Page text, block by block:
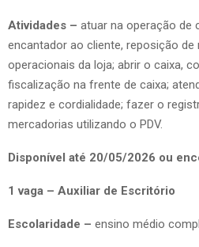
Atividades – atuar na operação de
encantador ao cliente, reposição
operacionais da loja; abrir o caixa,
fiscalização na frente de caixa;
rapidez e cordialidade; fazer o
mercadorias utilizando o PDV.
Disponível até 20/05/2026 ou
1 vaga – Auxiliar de Escritório
Escolaridade – ensino médio